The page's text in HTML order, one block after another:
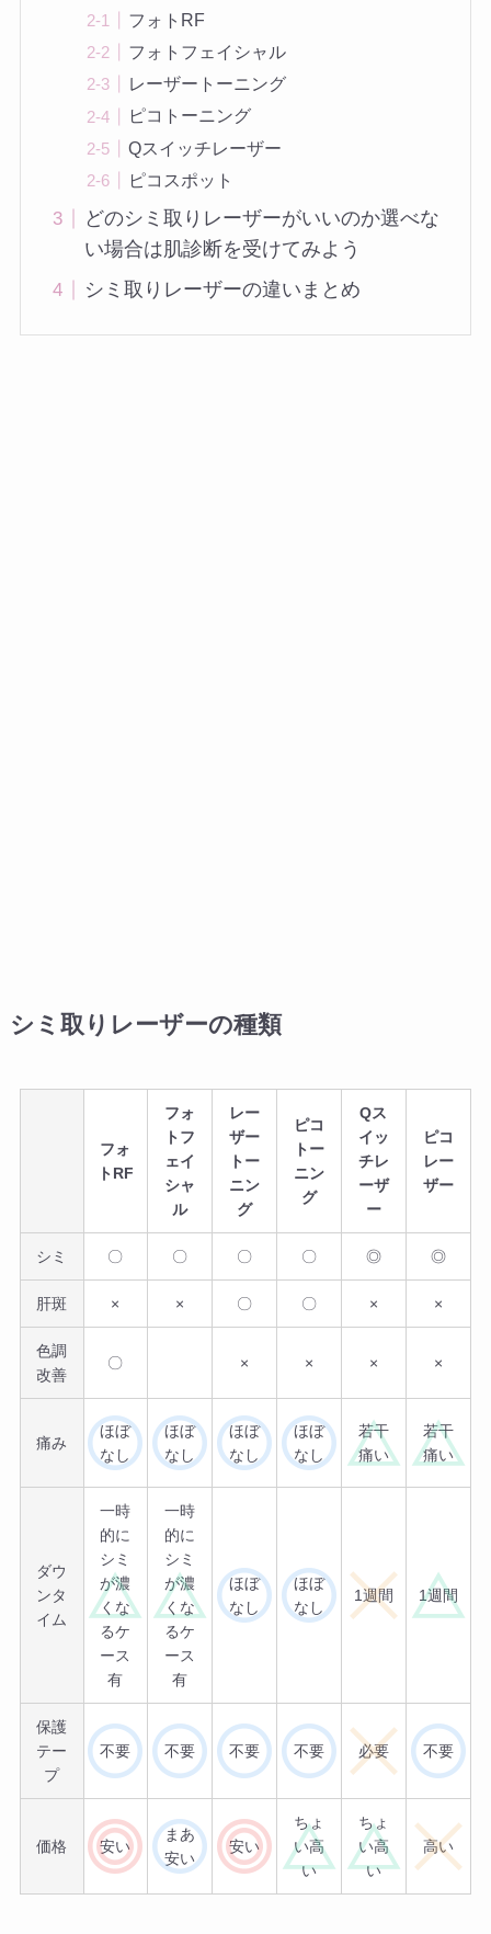
フォトRF
フォトフェイシャル
レーザートーニング
ピコトーニング
Qスイッチレーザー
ピコスポット
どのシミ取りレーザーがいいのか選べな
い場合は肌診断を受けてみよう
シミ取りレーザーの違いまとめ
シミ取りレーザーの種類
フォ
トRF
フォ
トフ
ェイ
シャ
ル
レー
ザー
トー
ニン
グ
ピコ
トー
ニン
グ
Qス
イッ
チレ
ーザ
ー
ピコ
レー
ザー
シミ 〇 〇 〇 〇 ◎ ◎
肝斑 × × 〇 〇 × ×
色調
改善
〇 × × × ×
痛み
ほぼ
なし
ほぼ
なし
ほぼ
なし
ほぼ
なし
若干
痛い
若干
痛い
ダウ
ンタ
イム
一時
的に
シミ
が濃
くな
るケ
ース
有
一時
的に
シミ
が濃
くな
るケ
ース
有
ほぼ
なし
ほぼ
なし
1週間 1週間
保護
テー
プ
不要 不要 不要 不要 必要 不要
価格 安い
まあ
安い
安い
ちょ
い高
い
ちょ
い高
い
高い